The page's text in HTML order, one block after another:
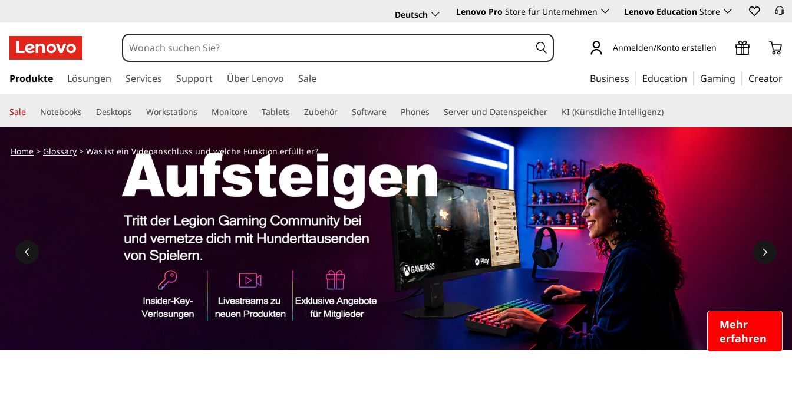
Deutsch Lenovo Pro Store für Unternehmen Lenovo Education Store
u
a
u
t
Anmelden/Konto erstellen
Produkte Lösungen Services Support Über Lenovo Sale Business Education Gaming Creator
Sale Notebooks Desktops Workstations Monitore Tablets Zubehör Software Phones Server und Datenspeicher KI (Künstliche Intelligenz)
Mehr
erfahren
Home > Glossary > Was ist ein Videoanschluss und welche Funktion erfüllt er?